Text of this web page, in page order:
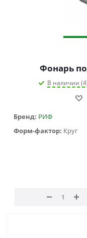
Фонарь
В наличии
Бренд: РИФ
Форм-фактор: Круг